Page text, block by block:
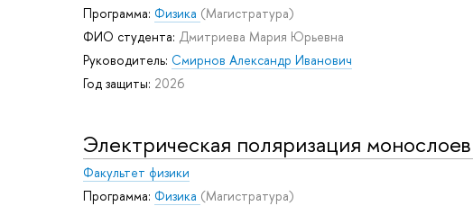
Программа: Физика (Магистратура)
ФИО студента: Дмитриева Мария Юрьевна
Руководитель: Смирнов Александр Иванович
Год защиты: 2026
Электрическая поляризация
Факультет физики
Программа: Физика (Магистратура)